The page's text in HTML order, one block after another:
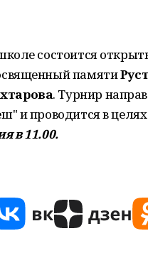
состоится
памяти
. Турнир
и проводится в
в 11.00.